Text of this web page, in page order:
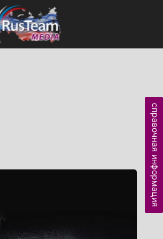
справочная информация